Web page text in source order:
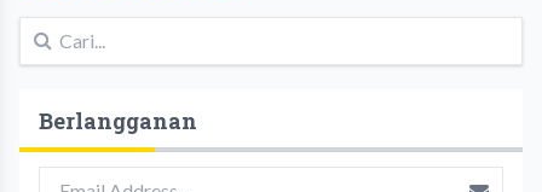
Berlangganan